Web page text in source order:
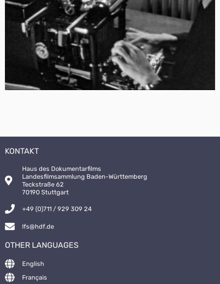
KONTAKT
Haus des Dokumentarfilms
Landesfilmsammlung Baden-Württemberg
Teckstraße 62
70190 Stuttgart
+49 (0)711 / 929 309 24
lfs@hdf.de
OTHER LANGUAGES
English
Français